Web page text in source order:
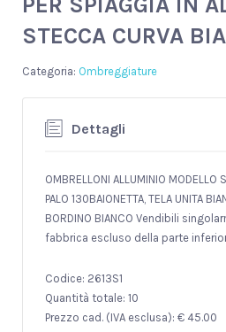
STECCA CURVA
Ombreggiature
Dettagli
OMBRELLONI ALLUMINIO MODELLO
PALO 130BAIONETTA, TELA UNITA
BORDINO BIANCO Vendibili
fabbrica escluso della parte
Codice: 2613S1
Quantità totale: 10
Prezzo cad. (IVA esclusa): € 45.00